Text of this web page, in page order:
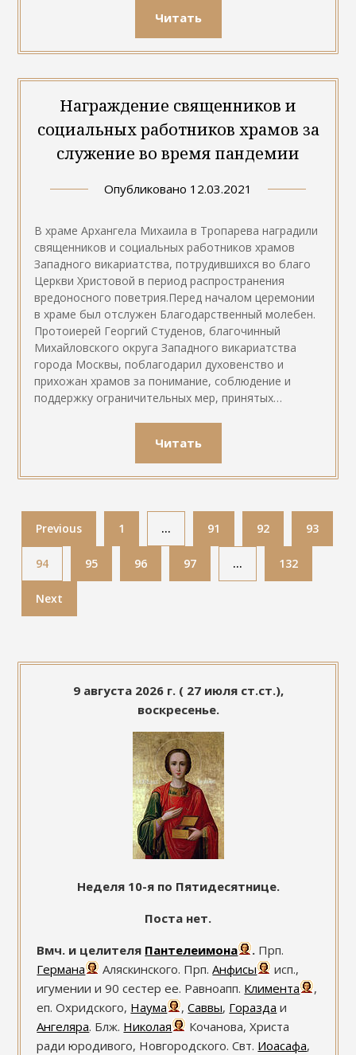
Читать
Награждение священников и
социальных работников храмов за
служение во время пандемии
Опубликовано 12.03.2021
В храме Архангела Михаила в Тропарева наградили
священников и социальных работников храмов
Западного викариатства, потрудившихся во благо
Церкви Христовой в период распространения
вредоносного поветрия.Перед началом церемонии
в храме был отслужен Благодарственный молебен.
Протоиерей Георгий Студенов, благочинный
Михайловского округа Западного викариатства
города Москвы, поблагодарил духовенство и
прихожан храмов за понимание, соблюдение и
поддержку ограничительных мер, принятых…
Читать
Previous 1 … 91 92 93
94 95 96 97 … 132
Next
9 августа 2026 г. ( 27 июля ст.ст.),
воскресенье.
Неделя 10-я по Пятидесятнице.
Поста нет.
Вмч. и целителя Пантелеимона . Прп.
Германа
Аляскинского. Прп.Анфисы
исп.,
игумении и 90 сестер ее. Равноапп. Климента
,
еп. Охридского, Наума ,Саввы, Горазда и
Ангеляра. Блж. Николая
Кочанова, Христа
ради юродивого, Новгородского. Свт. Иоасафа,